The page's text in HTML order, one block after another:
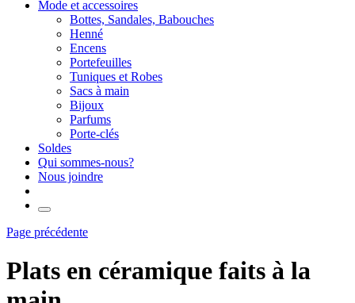
Mode et accessoires
Bottes, Sandales, Babouches
Henné
Encens
Portefeuilles
Tuniques et Robes
Sacs à main
Bijoux
Parfums
Porte-clés
Soldes
Qui sommes-nous?
Nous joindre
Page précédente
Plats en céramique faits à la